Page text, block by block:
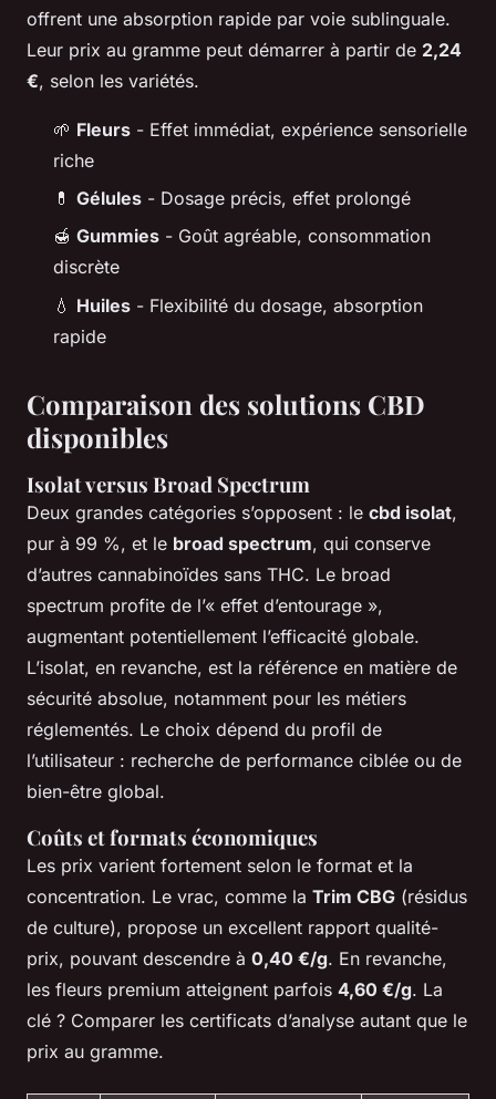
offrent une absorption rapide par voie sublinguale.
Leur prix au gramme peut démarrer à partir de 2,24
€, selon les variétés.
🌱 Fleurs - Effet immédiat, expérience sensorielle
riche
💊 Gélules - Dosage précis, effet prolongé
🍯 Gummies - Goût agréable, consommation
discrète
💧 Huiles - Flexibilité du dosage, absorption
rapide
Comparaison des solutions CBD
disponibles
Isolat versus Broad Spectrum
Deux grandes catégories s’opposent : le cbd isolat,
pur à 99 %, et le broad spectrum, qui conserve
d’autres cannabinoïdes sans THC. Le broad
spectrum profite de l’« effet d’entourage »,
augmentant potentiellement l’efficacité globale.
L’isolat, en revanche, est la référence en matière de
sécurité absolue, notamment pour les métiers
réglementés. Le choix dépend du profil de
l’utilisateur : recherche de performance ciblée ou de
bien-être global.
Coûts et formats économiques
Les prix varient fortement selon le format et la
concentration. Le vrac, comme la Trim CBG (résidus
de culture), propose un excellent rapport qualité-
prix, pouvant descendre à 0,40 €/g. En revanche,
les fleurs premium atteignent parfois 4,60 €/g. La
clé ? Comparer les certificats d’analyse autant que le
prix au gramme.